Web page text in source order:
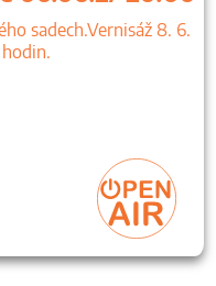
sadech.Vernisáž 8. 6.